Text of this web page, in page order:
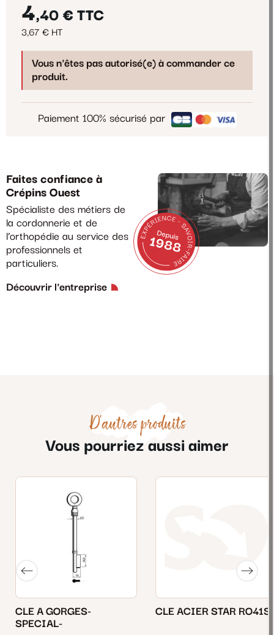
4,40 € TTC
3,67 € HT
Vous n'êtes pas autorisé(e) à commander ce
produit.
Paiement 100% sécurisé par
Faites confiance à
Crépins Ouest
Spécialiste des métiers de
la cordonnerie et de
l’orthopédie au service des
professionnels et
particuliers.
Découvrir l'entreprise
D'autres produits
Vous pourriez aussi aimer
CLE A GORGES-
SPECIAL-
CLE ACIER STAR